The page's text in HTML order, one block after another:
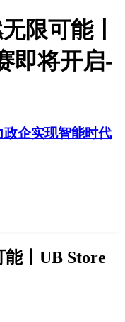
限可能丨
即将开启-
能丨UB Store